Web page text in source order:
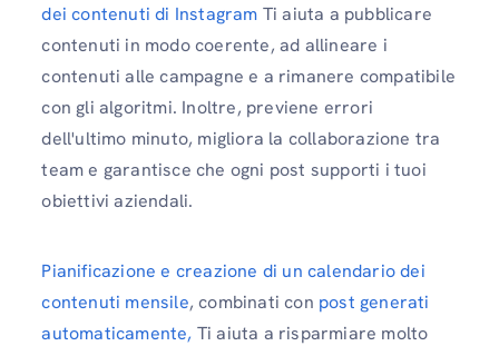
dei contenuti di Instagram Ti aiuta a pubblicare
contenuti in modo coerente, ad allineare i
contenuti alle campagne e a rimanere compatibile
con gli algoritmi. Inoltre, previene errori
dell'ultimo minuto, migliora la collaborazione tra
team e garantisce che ogni post supporti i tuoi
obiettivi aziendali.
Pianificazione e creazione di un calendario dei
contenuti mensile, combinati con post generati
automaticamente, Ti aiuta a risparmiare molto